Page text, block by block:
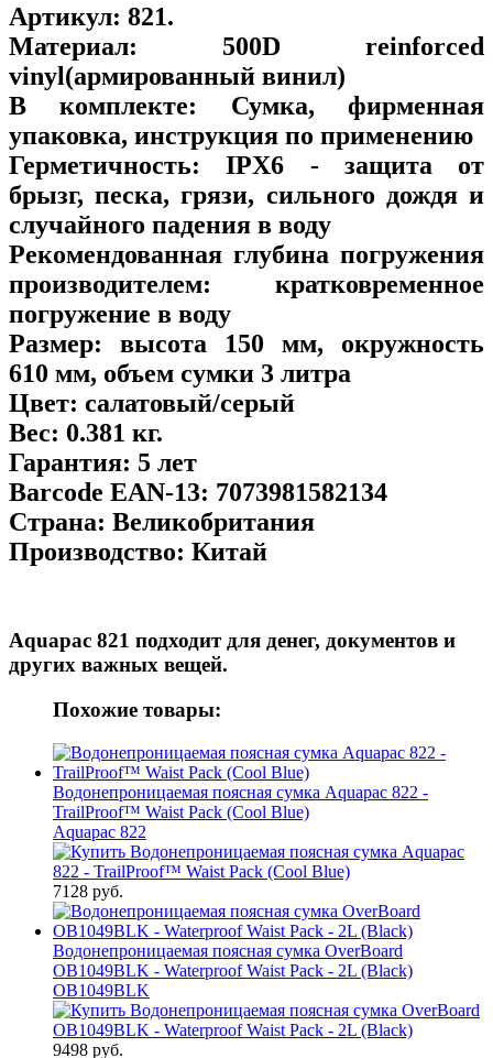
Артикул: 821.
Материал: 500D reinforced
vinyl(армированный винил)
В комплекте: Сумка, фирменная
упаковка, инструкция по применению
Герметичность: IPX6 - защита от
брызг, песка, грязи, сильного дождя и
случайного падения в воду
Рекомендованная глубина погружения
производителем: кратковременное
погружение в воду
Размер: высота 150 мм, окружность
610 мм, объем сумки 3 литра
Цвет: салатовый/серый
Вес: 0.381 кг.
Гарантия: 5 лет
Barcode EAN-13: 7073981582134
Страна: Великобритания
Производство: Китай
Aquapac 821 подходит для денег, документов и
других важных вещей.
Похожие товары:
Водонепроницаемая поясная сумка Aquapac 822 -
TrailProof™ Waist Pack (Cool Blue)
Aquapac 822
7128 руб.
Водонепроницаемая поясная сумка OverBoard
OB1049BLK - Waterproof Waist Pack - 2L (Black)
OB1049BLK
9498 руб.